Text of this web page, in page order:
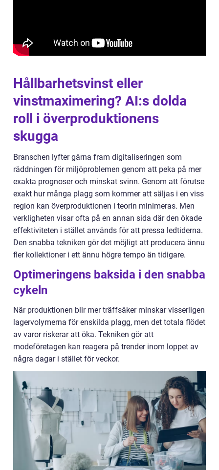
Hållbarhetsvinst eller
vinstmaximering? AI:s dolda
roll i överproduktionens
skugga
Branschen lyfter gärna fram digitaliseringen som
räddningen för miljöproblemen genom att peka på mer
exakta prognoser och minskat svinn. Genom att förutse
exakt hur många plagg som kommer att säljas i en viss
region kan överproduktionen i teorin minimeras. Men
verkligheten visar ofta på en annan sida där den ökade
effektiviteten i stället används för att pressa ledtiderna.
Den snabba tekniken gör det möjligt att producera ännu
fler kollektioner i ett ännu högre tempo än tidigare.
Optimeringens baksida i den snabba
cykeln
När produktionen blir mer träffsäker minskar visserligen
lagervolymerna för enskilda plagg, men det totala flödet
av varor riskerar att öka. Tekniken gör att
modeföretagen kan reagera på trender inom loppet av
några dagar i stället för veckor.